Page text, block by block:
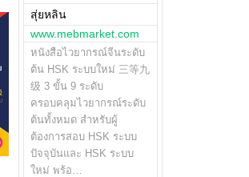
สุ่ยหลิน
www.mebmarket.com
หนังสือไวยากรณ์จีนระดับ
ต้น HSK ระบบใหม่ 三等九
级 3 ขั้น 9 ระดับ
ครอบคลุมไวยากรณ์ระดับ
ต้นทั้งหมด สำหรับผู้
ต้องการสอบ HSK ระบบ
ปัจจุบันและ HSK ระบบ
ใหม่ พร้อ…